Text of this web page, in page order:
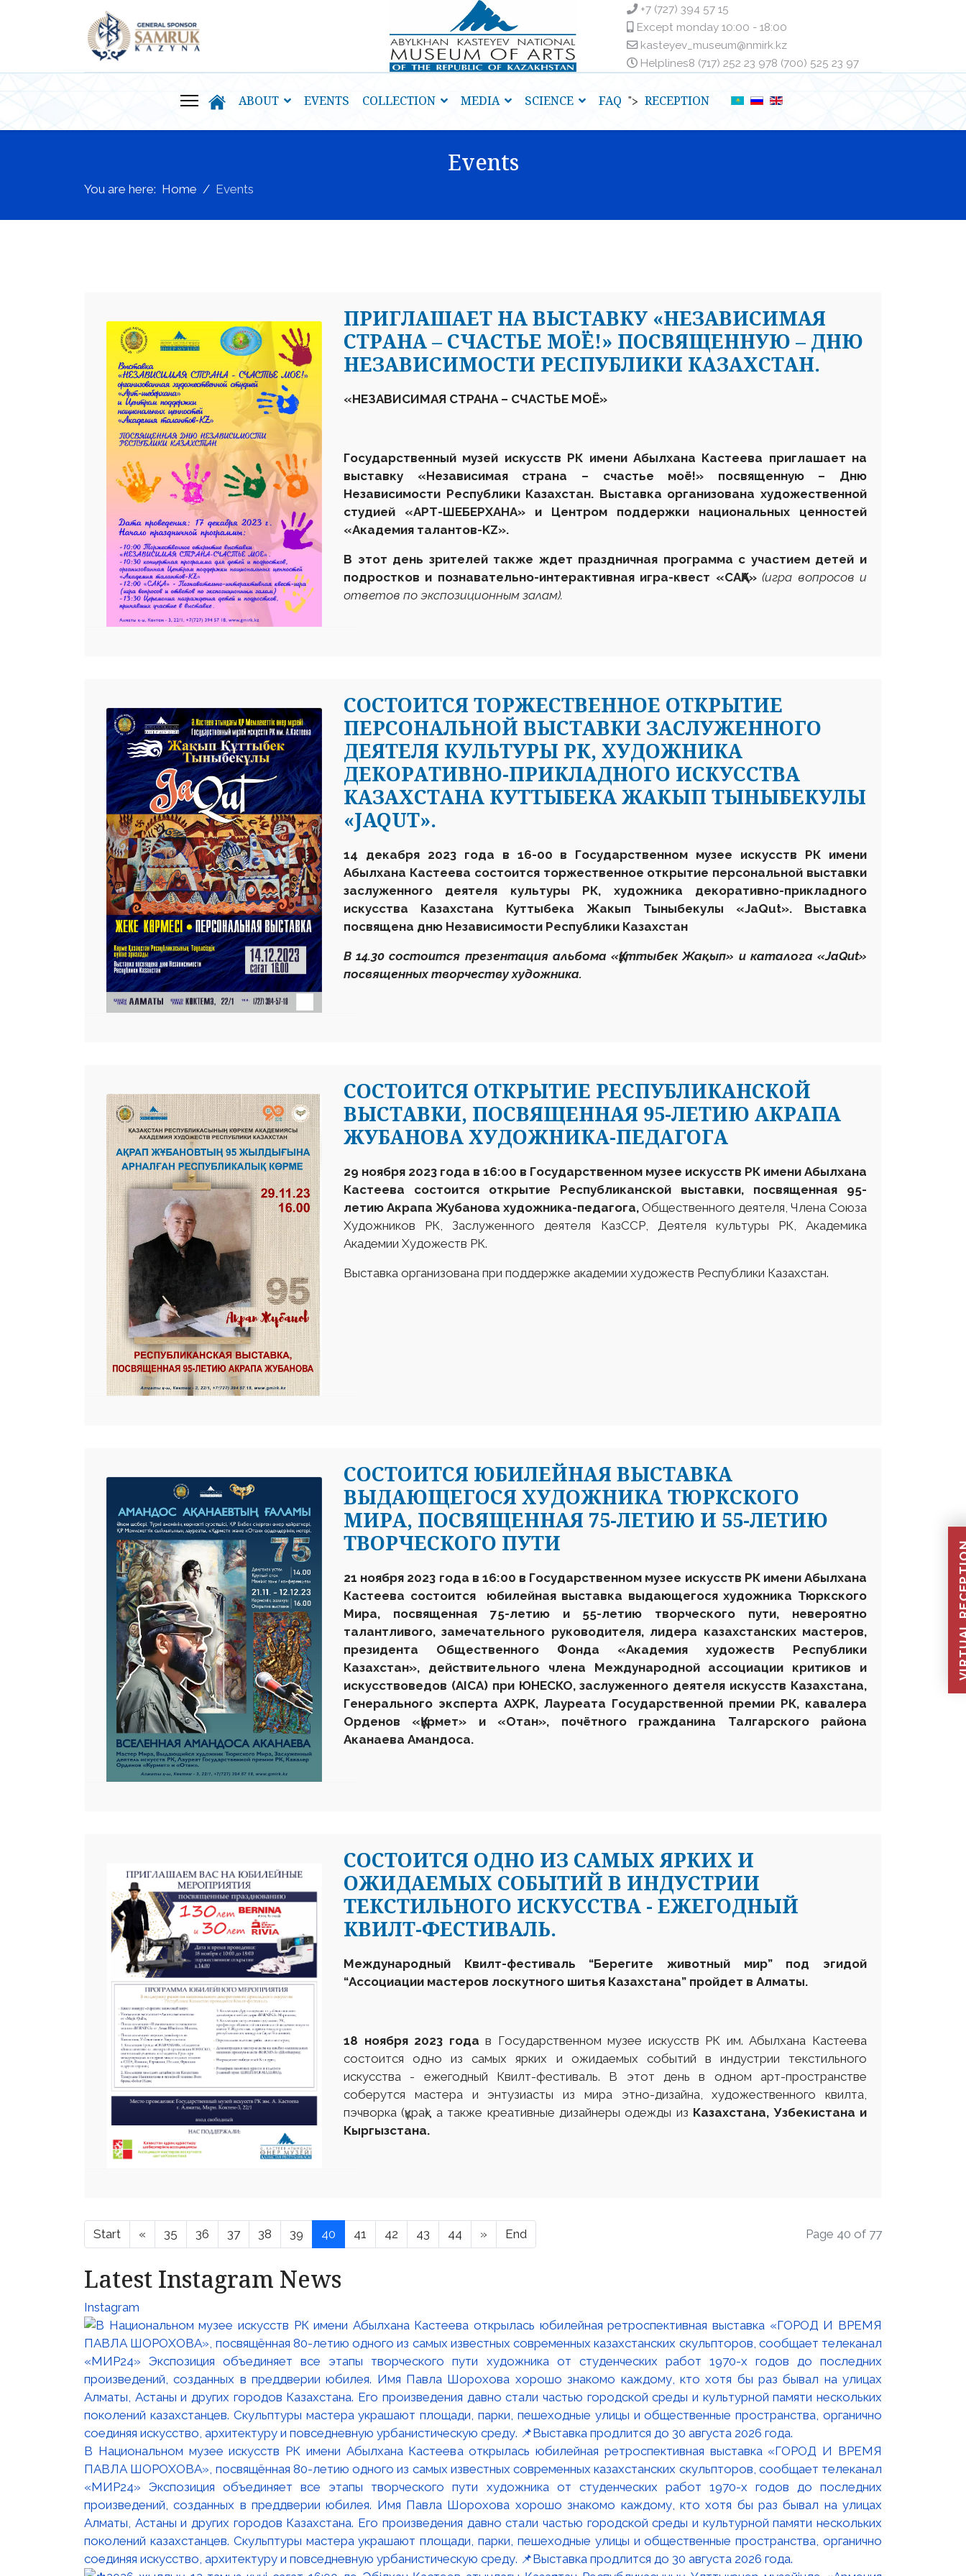
+7 (727) 394 57 15
Except monday 10:00 - 18:00
kasteyev_museum@nmirk.kz
Helplinesㅤ8 (717) 252 23 97ㅤㅤ8 (700) 525 23 97
ABOUT EVENTS COLLECTION MEDIA SCIENCE FAQ "> RECEPTION
Events
You are here: Home Events
ПРИГЛАШАЕТ НА ВЫСТАВКУ «НЕЗАВИСИМАЯ
СТРАНА – СЧАСТЬЕ МОЁ!» ПОСВЯЩЕННУЮ – ДНЮ
НЕЗАВИСИМОСТИ РЕСПУБЛИКИ КАЗАХСТАН.
«НЕЗАВИСИМАЯ СТРАНА – СЧАСТЬЕ МОЁ»
Государственный музей искусств РК имени Абылхана Кастеева приглашает на
выставку «Независимая страна – счастье моё!» посвященную – Дню
Независимости Республики Казахстан. Выставка организована художественной
студией «АРТ-ШЕБЕРХАНА» и Центром поддержки национальных ценностей
«Академия талантов-KZ».
В этот день зрителей также ждет праздничная программа с участием детей и
подростков и познавательно-интерактивная игра-квест «САҚА»(игра вопросов и
ответов по экспозиционным залам).
СОСТОИТСЯ ТОРЖЕСТВЕННОЕ ОТКРЫТИЕ
ПЕРСОНАЛЬНОЙ ВЫСТАВКИ ЗАСЛУЖЕННОГО
ДЕЯТЕЛЯ КУЛЬТУРЫ РК, ХУДОЖНИКА
ДЕКОРАТИВНО-ПРИКЛАДНОГО ИСКУССТВА
КАЗАХСТАНА КУТТЫБЕКА ЖАКЫП ТЫНЫБЕКУЛЫ
«JAQUT».
14 декабря 2023 года в 16-00 в Государственном музее искусств РК имени
Абылхана Кастеева состоится торжественное открытие персональной выставки
заслуженного деятеля культуры РК, художника декоративно-прикладного
искусства Казахстана Куттыбека Жакып Тыныбекулы «JaQut». Выставка
посвящена дню Независимости Республики Казахстан
В 14.30 состоится презентация альбома «Құттыбек Жақып» и каталога «JaQut»
посвященных творчеству художника.
СОСТОИТСЯ ОТКРЫТИЕ РЕСПУБЛИКАНСКОЙ
ВЫСТАВКИ, ПОСВЯЩЕННАЯ 95-ЛЕТИЮ АКРАПА
ЖУБАНОВА ХУДОЖНИКА-ПЕДАГОГА
29 ноября 2023 года в 16:00 в Государственном музее искусств РК имени Абылхана
Кастеева состоится открытие Республиканской выставки, посвященная 95-
летию Акрапа Жубанова художника-педагога, Общественного деятеля, Члена Союза
Художников РК, Заслуженного деятеля КазССР, Деятеля культуры РК, Академика
Академии Художеств РК.
Выставка организована при поддержке академии художеств Республики Казахстан.
СОСТОИТСЯ ЮБИЛЕЙНАЯ ВЫСТАВКА
ВЫДАЮЩЕГОСЯ ХУДОЖНИКА ТЮРКСКОГО
МИРА, ПОСВЯЩЕННАЯ 75-ЛЕТИЮ И 55-ЛЕТИЮ
ТВОРЧЕСКОГО ПУТИ
21 ноября 2023 года в 16:00 в Государственном музее искусств РК имени Абылхана
Кастеева состоится юбилейная выставка выдающегося художника Тюркского
Мира,
посвященная 75-летию и 55-летию творческого пути, невероятно
талантливого, замечательного руководителя, лидера казахстанских мастеров,
президента Общественного Фонда «Академия художеств Республики
Казахстан», действительного члена Международной ассоциации критиков и
искусствоведов (AICA) при ЮНЕСКО, заслуженного деятеля искусств Казахстана,
Генерального эксперта АХРК, Лауреата Государственной премии РК, кавалера
Орденов «Құрмет» и «Отан», почётного гражданина Талгарского района
Аканаева Амандоса.
СОСТОИТСЯ ОДНО ИЗ САМЫХ ЯРКИХ И
ОЖИДАЕМЫХ СОБЫТИЙ В ИНДУСТРИИ
ТЕКСТИЛЬНОГО ИСКУССТВА - ЕЖЕГОДНЫЙ
КВИЛТ-ФЕСТИВАЛЬ.
Международный Квилт-фестиваль “Берегите животный мир” под эгидой
“Ассоциации мастеров лоскутного шитья Казахстана” пройдет в Алматы.
18 ноября 2023 годав Государственном музее искусств РК им. Абылхана Кастеева
состоится одно из самых ярких и ожидаемых событий в индустрии текстильного
искусства - ежегодный Квилт-фестиваль. В этот день в одном арт-пространстве
соберутся мастера и энтузиасты из мира этно-дизайна, художественного квилта,
пэчворка (құрақ), а также креативные дизайнеры одежды из Казахстана, Узбекистана и
Кыргызстана.
Start « 35 36 37 38 39 40 41 42 43 44 » End Page 40 of 77
Latest Instagram News
Instagram
В Национальном музее искусств РК имени Абылхана Кастеева открылась юбилейная ретроспективная выставка «ГОРОД И ВРЕМЯ
ПАВЛА ШОРОХОВА», посвящённая 80-летию одного из самых известных современных казахстанских скульпторов, сообщает телеканал
«МИР24» Экспозиция объединяет все этапы творческого пути художника от студенческих работ 1970-х годов до последних
произведений, созданных в преддверии юбилея. Имя Павла Шорохова хорошо знакомо каждому, кто хотя бы раз бывал на улицах
Алматы, Астаны и других городов Казахстана. Его произведения давно стали частью городской среды и культурной памяти нескольких
поколений казахстанцев. Скульптуры мастера украшают площади, парки, пешеходные улицы и общественные пространства, органично
соединяя искусство, архитектуру и повседневную урбанистическую среду. 📌Выставка продлится до 30 августа 2026 года.